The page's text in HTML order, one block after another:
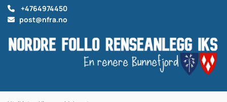
 +4764974450
 post@nfra.no